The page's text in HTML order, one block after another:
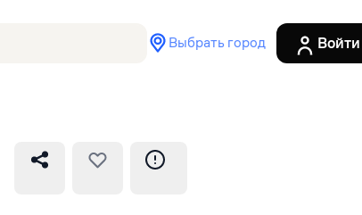
Выбрать город Войти